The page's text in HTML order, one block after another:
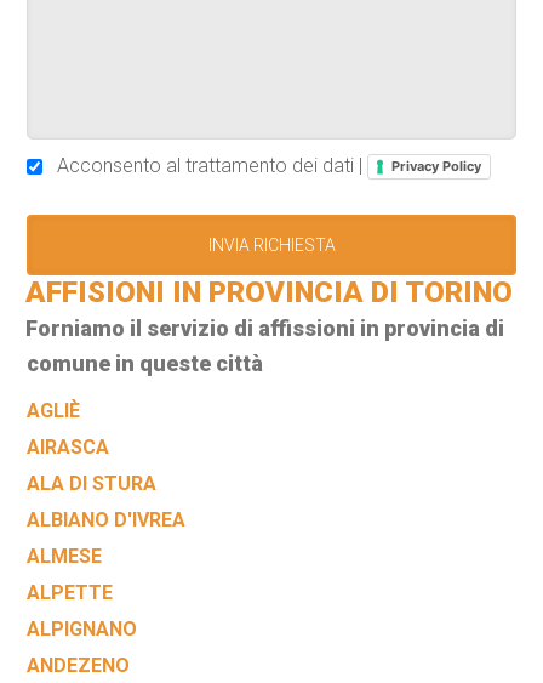
Acconsento al trattamento dei dati | Privacy Policy
AFFISIONI IN PROVINCIA DI TORINO
Forniamo il servizio di affissioni in provincia di
comune in queste città
AGLIÈ
AIRASCA
ALA DI STURA
ALBIANO D'IVREA
ALMESE
ALPETTE
ALPIGNANO
ANDEZENO